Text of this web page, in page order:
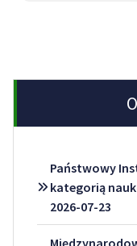
Państwowy
kategorią
2026-07-23